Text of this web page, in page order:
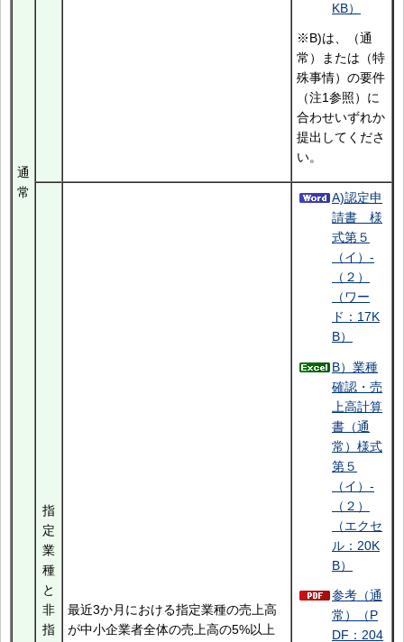
通
常
KB）
※B)は、（通
常）または（特
殊事情）の要件
（注1参照）に
合わせいずれか
提出してくださ
い。
指
定
業
種
と
非
指
最近3か月における指定業種の売上高
が中小企業者全体の売上高の5%以上
A)認定申
請書 様
式第５
（イ）-
（２）
（ワー
ド：17K
B）
B）業種
確認・売
上高計算
書（通
常）様式
第５
（イ）-
（２）
（エクセ
ル：20K
B）
参考（通
常）（P
DF：204